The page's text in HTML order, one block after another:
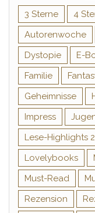
3 Sterne 4
Autorenwoche
Dystopie
E-
Familie
Geheimnisse
Impress
Lese-Highlights
Lovelybooks
Must-Read
Rezension